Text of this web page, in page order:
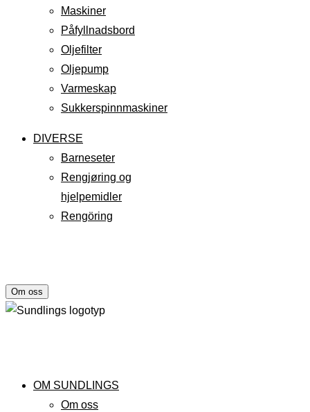
Maskiner
Påfyllnadsbord
Oljefilter
Oljepump
Varmeskap
Sukkerspinnmaskiner
DIVERSE
Barneseter
Rengjøring og
hjelpemidler
Rengöring
Om oss
OM SUNDLINGS
Om oss